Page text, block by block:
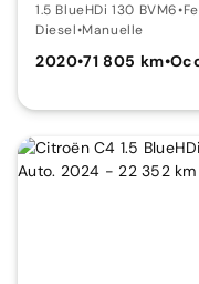
1.5 BlueHDi 130 BVM6•
Diesel•Manuelle
2020•71 805 km•